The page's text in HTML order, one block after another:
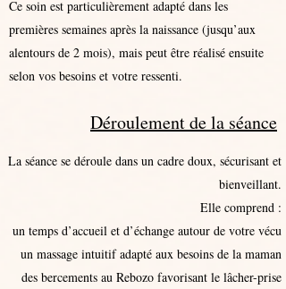
Ce soin est particulièrement adapté dans les
premières semaines après la naissance (jusqu’aux
alentours de 2 mois), mais peut être réalisé ensuite
selon vos besoins et votre ressenti.
Déroulement de la séance
La séance se déroule dans un cadre doux, sécurisant et
bienveillant.
Elle comprend :
un temps d’accueil et d’échange autour de votre vécu
un massage intuitif adapté aux besoins de la maman
des bercements au Rebozo favorisant le lâcher-prise